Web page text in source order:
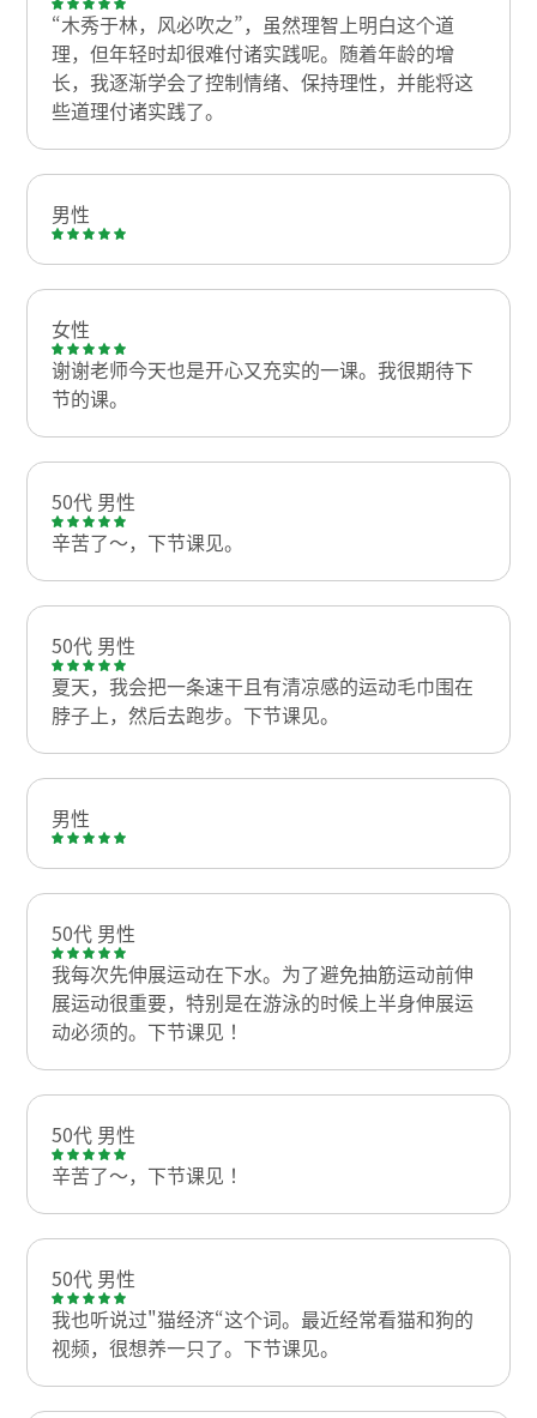
“木秀于林，风必吹之”，虽然理智上明白这个道
理，但年轻时却很难付诸实践呢。随着年龄的增
长，我逐渐学会了控制情绪、保持理性，并能将这
些道理付诸实践了。
男性
女性
谢谢老师今天也是开心又充实的一课。我很期待下
节的课。
50代 男性
辛苦了～，下节课见。
50代 男性
夏天，我会把一条速干且有清凉感的运动毛巾围在
脖子上，然后去跑步。下节课见。
男性
50代 男性
我每次先伸展运动在下水。为了避免抽筋运动前伸
展运动很重要，特别是在游泳的时候上半身伸展运
动必须的。下节课见！
50代 男性
辛苦了～，下节课见！
50代 男性
我也听说过"猫经济“这个词。最近经常看猫和狗的
视频，很想养一只了。下节课见。